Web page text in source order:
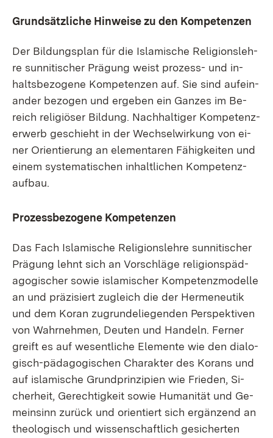
Grund­sätz­li­che Hin­wei­se zu den Kom­pe­ten­zen
Der Bil­dungs­plan für die Is­la­mi­sche Re­li­gi­ons­leh­
re sun­ni­ti­scher Prä­gung weist pro­zess- und in­
halts­be­zo­ge­ne Kom­pe­ten­zen auf. Sie sind auf­ein­
an­der be­zo­gen und er­ge­ben ein Gan­zes im Be­
reich re­li­giö­ser Bil­dung. Nach­hal­ti­ger Kom­pe­ten­z­
er­werb ge­schieht in der Wech­sel­wir­kung von ei­
ner Ori­en­tie­rung an ele­men­ta­ren Fä­hig­kei­ten und
ei­nem sys­te­ma­ti­schen in­halt­li­chen Kom­pe­tenz­
auf­bau.
Pro­zess­be­zo­ge­ne Kom­pe­ten­zen
Das Fach Is­la­mi­sche Re­li­gi­ons­leh­re sun­ni­ti­scher
Prä­gung lehnt sich an Vor­schlä­ge re­li­gi­ons­päd­
ago­gi­scher so­wie is­la­mi­scher Kom­pe­tenz­mo­del­le
an und prä­zi­siert zu­gleich die der Her­me­neu­tik
und dem Ko­ran zu­grun­de­lie­gen­den Per­spek­ti­ven
von Wahr­neh­men, Deu­ten und Han­deln. Fer­ner
greift es auf we­sent­li­che Ele­men­te wie den dia­lo­
gisch-päd­ago­gi­schen Cha­rak­ter des Ko­rans und
auf is­la­mi­sche Grund­prin­zi­pi­en wie Frie­den, Si­
cher­heit, Ge­rech­tig­keit so­wie Hu­ma­ni­tät und Ge­
mein­sinn zu­rück und ori­en­tiert sich er­gän­zend an
theo­lo­gisch und wis­sen­schaft­lich ge­si­cher­ten